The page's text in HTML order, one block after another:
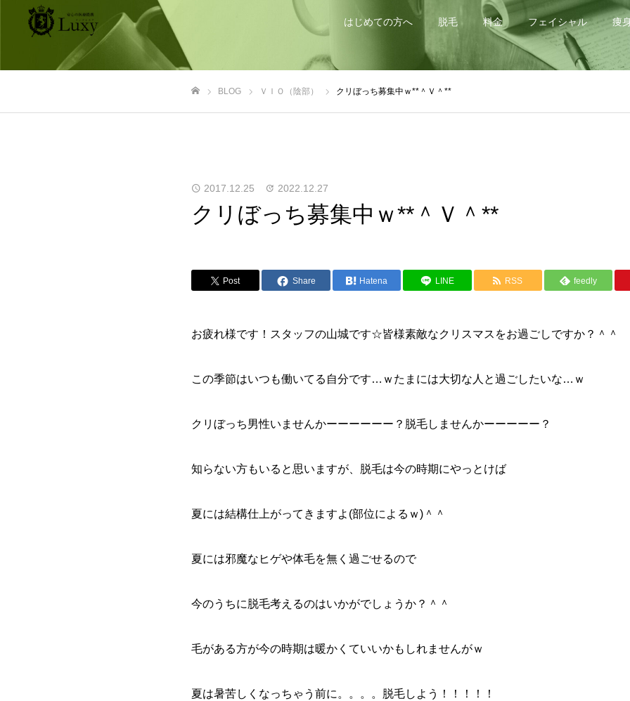
はじめての方へ 脱毛 料金 フェイシャル 痩
BLOG ＶＩＯ（陰部） クリぼっち募集中ｗ**＾Ｖ＾**
2017.12.25 2022.12.27
クリぼっち募集中ｗ**＾Ｖ＾**
Post Share Hatena LINE RSS feedly
お疲れ様です！スタッフの山城です☆皆様素敵なクリスマスをお過ごしですか？＾＾
この季節はいつも働いてる自分です…ｗたまには大切な人と過ごしたいな…ｗ
クリぼっち男性いませんかーーーーーー？脱毛しませんかーーーーー？
知らない方もいると思いますが、脱毛は今の時期にやっとけば
夏には結構仕上がってきますよ(部位によるｗ)＾＾
夏には邪魔なヒゲや体毛を無く過ごせるので
今のうちに脱毛考えるのはいかがでしょうか？＾＾
毛がある方が今の時期は暖かくていいかもしれませんがｗ
夏は暑苦しくなっちゃう前に。。。。脱毛しよう！！！！！